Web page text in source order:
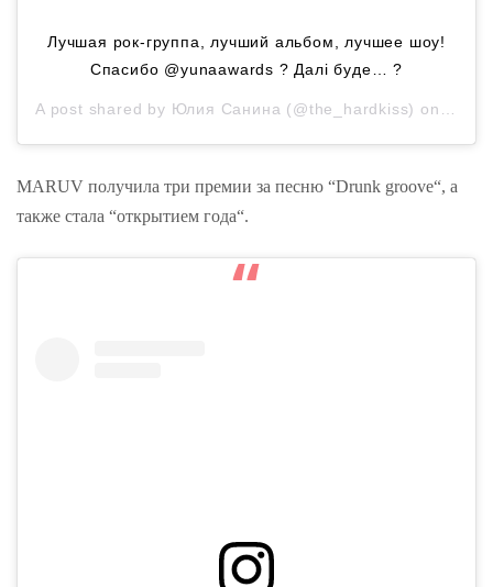
Лучшая рок-группа, лучший альбом, лучшее шоу!
Спасибо @yunaawards ? Далі буде… ?
A post shared by Юлия Санина (@the_hardkiss) on Mar
MARUV получила три премии за песню “Drunk groove“, а
также стала “открытием года“.